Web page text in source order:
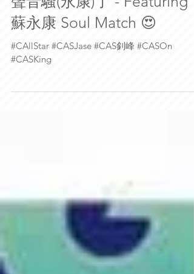
聲音騷(永康)了 - Featuring
蘇永康 Soul Match 😍
#CASKing